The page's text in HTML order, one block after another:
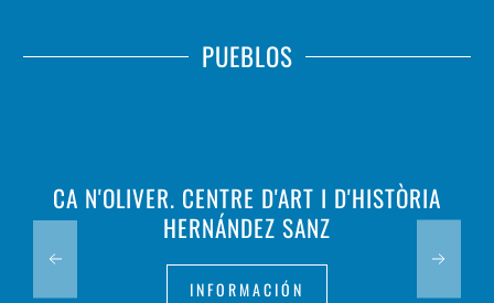
PUEBLOS
CA N'OLIVER. CENTRE D'ART I D'HISTÒRIA
HERNÁNDEZ SANZ
INFORMACIÓN